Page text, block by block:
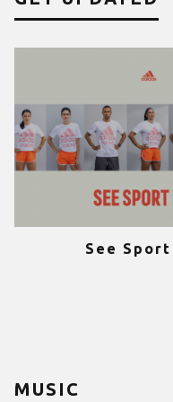
See Sport
MUSIC